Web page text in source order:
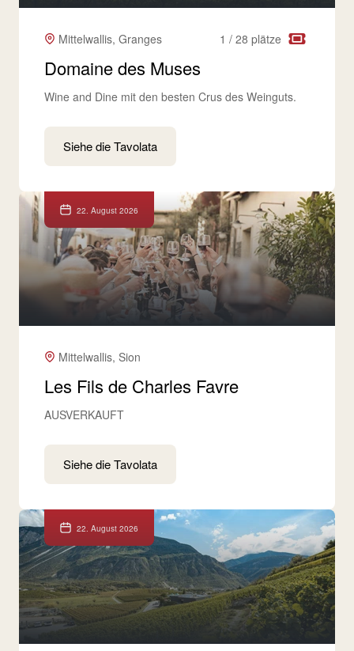
Mittelwallis, Granges 1 / 28 plätze
Domaine des Muses
Wine and Dine mit den besten Crus des Weinguts.
Siehe die Tavolata
22. August 2026
Mittelwallis, Sion
Les Fils de Charles Favre
AUSVERKAUFT
Siehe die Tavolata
22. August 2026